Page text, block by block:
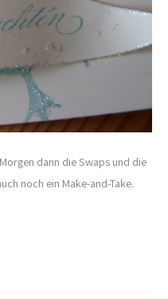
dann die Swaps und die
noch ein Make-and-Take.